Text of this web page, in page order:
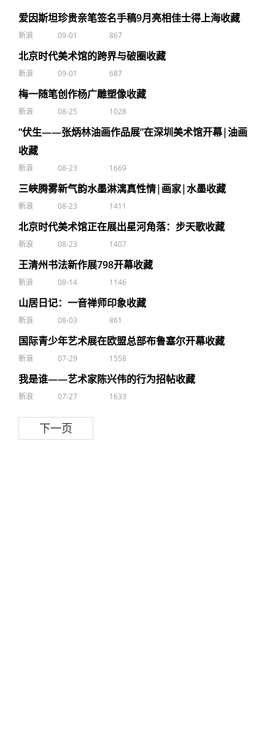
爱因斯坦珍贵亲笔签名手稿9月亮相佳士得上海收藏
新浪 09-01 867
北京时代美术馆的跨界与破圈收藏
新浪 09-01 687
梅一随笔创作杨广雕塑像收藏
新浪 08-25 1028
“伏生——张炳林油画作品展”在深圳美术馆开幕|油画
收藏
新浪 08-23 1669
三峡腾雾新气韵水墨淋漓真性情|画家|水墨收藏
新浪 08-23 1411
北京时代美术馆正在展出星河角落：步天歌收藏
新浪 08-23 1407
王清州书法新作展798开幕收藏
新浪 08-14 1146
山居日记：一音禅师印象收藏
新浪 08-03 861
国际青少年艺术展在欧盟总部布鲁塞尔开幕收藏
新浪 07-29 1558
我是谁——艺术家陈兴伟的行为招帖收藏
新浪 07-27 1633
下一页